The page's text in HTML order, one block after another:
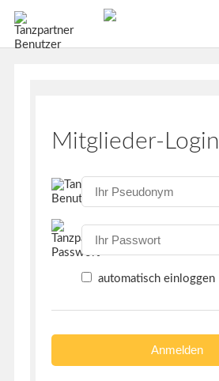
Mitglieder-Login
automatisch einloggen